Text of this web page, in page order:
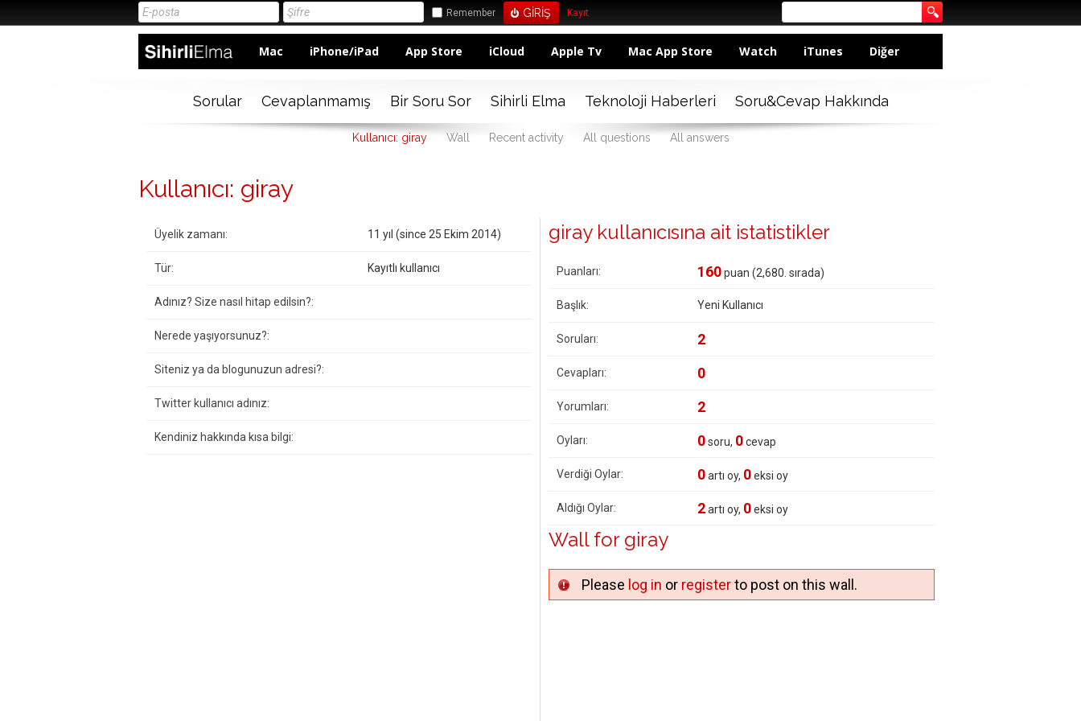
Remember Kayıt
Mac iPhone/iPad App Store iCloud Apple Tv Mac App Store Watch iTunes Diğer
Sorular Cevaplanmamış Bir Soru Sor Sihirli Elma Teknoloji Haberleri Soru&Cevap Hakkında
Kullanıcı: giray Wall Recent activity All questions All answers
Kullanıcı: giray
Üyelik zamanı: 11 yıl (since 25 Ekim 2014)
Tür: Kayıtlı kullanıcı
Adınız? Size nasıl hitap edilsin?:
Nerede yaşıyorsunuz?:
Siteniz ya da blogunuzun adresi?:
Twitter kullanıcı adınız:
Kendiniz hakkında kısa bilgi:
giray kullanıcısına ait istatistikler
Puanları: 160puan (2,680 . sırada)
Başlık: Yeni Kullanıcı
Soruları: 2
Cevapları: 0
Yorumları: 2
Oyları: 0soru, 0cevap
Verdiği Oylar: 0artı oy, 0eksi oy
Aldığı Oylar: 2artı oy, 0eksi oy
Wall for giray
Please log in or registerto post on this wall.